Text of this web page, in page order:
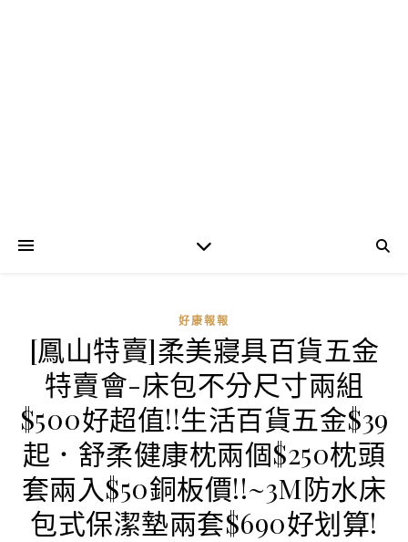
好康報報
[鳳山特賣]柔美寢具百貨五金
特賣會-床包不分尺寸兩組
$500好超值!!生活百貨五金$39
起．舒柔健康枕兩個$250枕頭
套兩入$50銅板價!!~3M防水床
包式保潔墊兩套$690好划算!